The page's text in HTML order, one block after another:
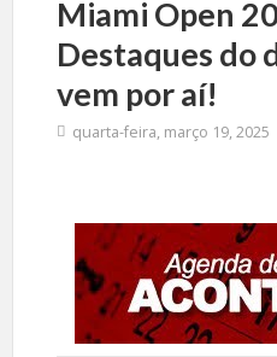
Miami Open
Destaques do
vem por aí!
quarta-feira, março 19, 2025